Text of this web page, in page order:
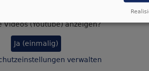
Videos (Youtube) anzeigen?
Ja (einmalig)
verwalten